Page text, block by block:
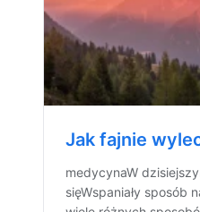
Jak fajnie
medycynaW
sięWspaniały sposób